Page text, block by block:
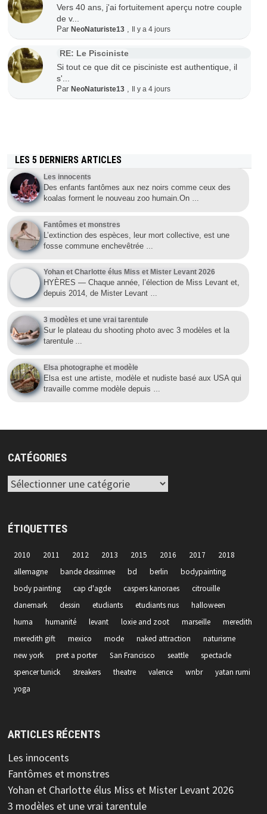
Vers 40 ans, j'ai fortuitement aperçu notre couple
de v...
Par NeoNaturiste13, Il y a 4 jours
RE: Le Pisciniste
Si tout ce que dit ce pisciniste est authentique, il
s'...
Par NeoNaturiste13, Il y a 4 jours
LES 5 DERNIERS ARTICLES
Les innocents
Des enfants fantômes aux nez noirs comme ceux des
koalas forment le nouveau zoo humain.On …
Fantômes et monstres
L’extinction des espèces, leur mort collective, est une
fosse commune enchevêtrée
Yohan et Charlotte élus Miss et Mister Levant 2026
HYÈRES — Chaque année, l’élection de Miss Levant et,
depuis 2014, de Mister Levant …
3 modèles et une vrai tarentule
Sur le plateau du shooting photo avec 3 modèles et la
tarentule …
Elsa photographe et modèle
Elsa est une artiste, modèle et nudiste basé aux USA qui
travaille comme modèle depuis
CATÉGORIES
Catégories
ÉTIQUETTES
2010 2011 2012 2013 2015 2016 2017
2018
allemagne
bande dessinnee bd berlin
bodypainting
body painting
cap d'agde caspers kanoraes
citrouille
danemark
dessin etudiants etudiants nus
halloween
huma
humanité levant loxie and zoot marseille
meredith
meredith gift
mexico mode naked attraction
naturisme
new york
pret a porter San Francisco seattle
spectacle
spencer tunick
streakers theatre valence wnbr
yatan rumi
yoga
ARTICLES RÉCENTS
Les innocents
Fantômes et monstres
Yohan et Charlotte élus Miss et Mister Levant 2026
3 modèles et une vrai tarentule